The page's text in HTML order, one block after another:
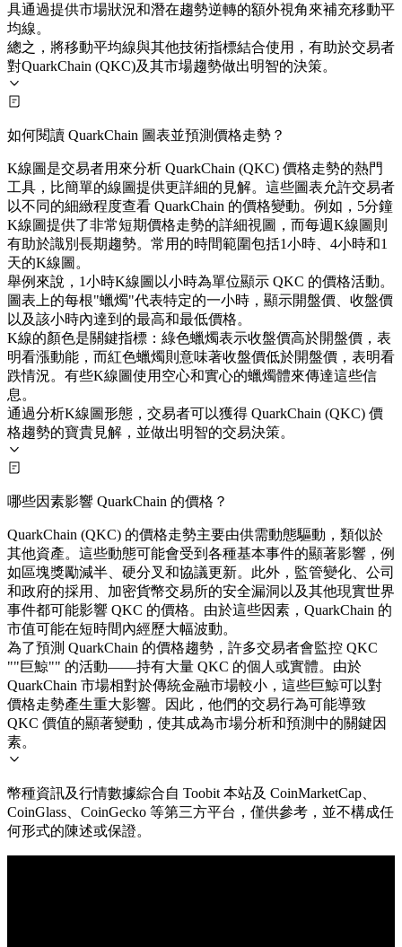
具通過提供市場狀況和潛在趨勢逆轉的額外視角來補充移動平
均線。
總之，將移動平均線與其他技術指標結合使用，有助於交易者
對QuarkChain (QKC)及其市場趨勢做出明智的決策。
如何閱讀 QuarkChain 圖表並預測價格走勢？
K線圖是交易者用來分析 QuarkChain (QKC) 價格走勢的熱門
工具，比簡單的線圖提供更詳細的見解。這些圖表允許交易者
以不同的細緻程度查看 QuarkChain 的價格變動。例如，5分鐘
K線圖提供了非常短期價格走勢的詳細視圖，而每週K線圖則
有助於識別長期趨勢。常用的時間範圍包括1小時、4小時和1
天的K線圖。
舉例來說，1小時K線圖以小時為單位顯示 QKC 的價格活動。
圖表上的每根"蠟燭"代表特定的一小時，顯示開盤價、收盤價
以及該小時內達到的最高和最低價格。
K線的顏色是關鍵指標：綠色蠟燭表示收盤價高於開盤價，表
明看漲動能，而紅色蠟燭則意味著收盤價低於開盤價，表明看
跌情況。有些K線圖使用空心和實心的蠟燭體來傳達這些信
息。
通過分析K線圖形態，交易者可以獲得 QuarkChain (QKC) 價
格趨勢的寶貴見解，並做出明智的交易決策。
哪些因素影響 QuarkChain 的價格？
QuarkChain (QKC) 的價格走勢主要由供需動態驅動，類似於
其他資產。這些動態可能會受到各種基本事件的顯著影響，例
如區塊獎勵減半、硬分叉和協議更新。此外，監管變化、公司
和政府的採用、加密貨幣交易所的安全漏洞以及其他現實世界
事件都可能影響 QKC 的價格。由於這些因素，QuarkChain 的
市值可能在短時間內經歷大幅波動。
為了預測 QuarkChain 的價格趨勢，許多交易者會監控 QKC
""巨鯨"" 的活動——持有大量 QKC 的個人或實體。由於
QuarkChain 市場相對於傳統金融市場較小，這些巨鯨可以對
價格走勢產生重大影響。因此，他們的交易行為可能導致
QKC 價值的顯著變動，使其成為市場分析和預測中的關鍵因
素。
幣種資訊及行情數據綜合自 Toobit 本站及 CoinMarketCap、
CoinGlass、CoinGecko 等第三方平台，僅供參考，並不構成任
何形式的陳述或保證。